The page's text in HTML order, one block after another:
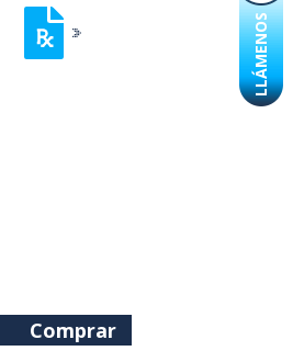
LLÁMENOS
Comprar